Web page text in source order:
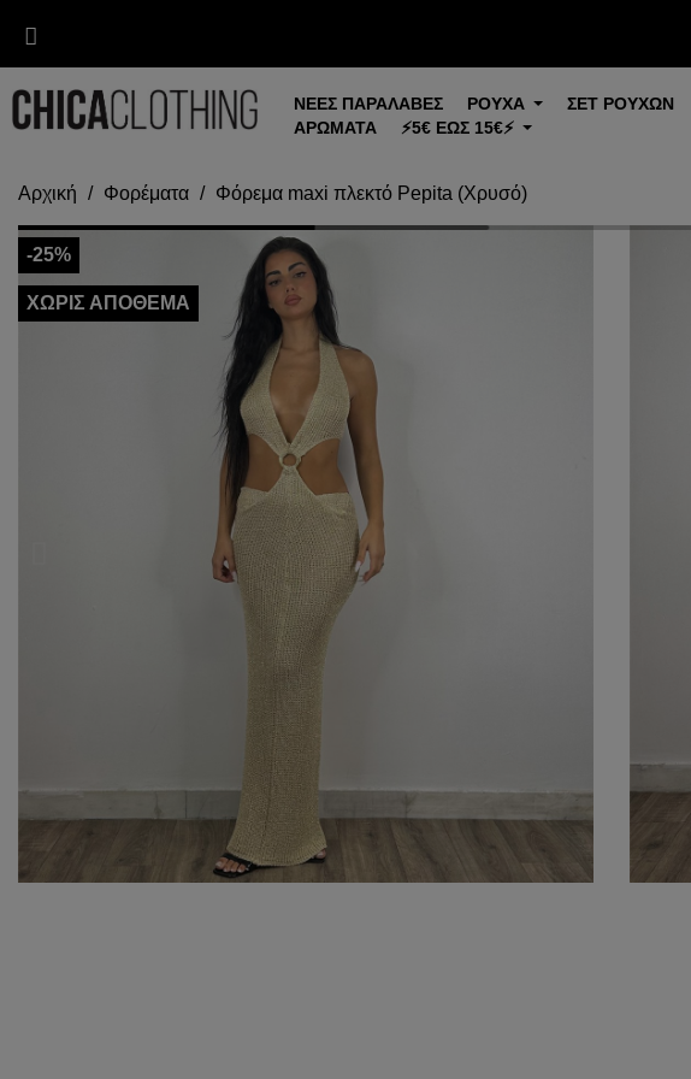
ΝΕΕΣ ΠΑΡΑΛΑΒΕΣ ΡΟΥΧΑ ΣΕΤ ΡΟΥΧΩΝ
ΑΡΩΜΑΤΑ
⚡5€ ΕΩΣ 15€⚡
Αρχική Φορέματα Φόρεμα maxi πλεκτό Pepita (Χρυσό)
-25%
ΧΩΡΊΣ ΑΠΌΘΕΜΑ